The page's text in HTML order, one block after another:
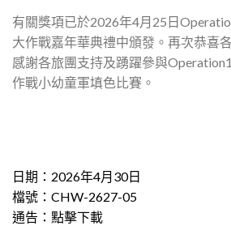
有關獎項已於2026年4月25日
大作戰嘉年華典禮中頒發。再次恭喜
感謝各旅團支持及踴躍參與
作戰小幼童軍填色比賽。
日期：2026年4月30日
檔號：CHW-2627-05
通告： 點擊下載